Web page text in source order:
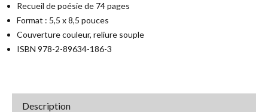
Recueil de poésie de 74 pages
Format : 5,5 x 8,5 pouces
Couverture couleur, reliure souple
ISBN 978-2-89634-186-3
Description